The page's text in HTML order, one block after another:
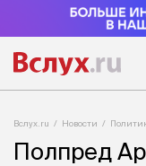
Вслух.ru Новости
Полпред